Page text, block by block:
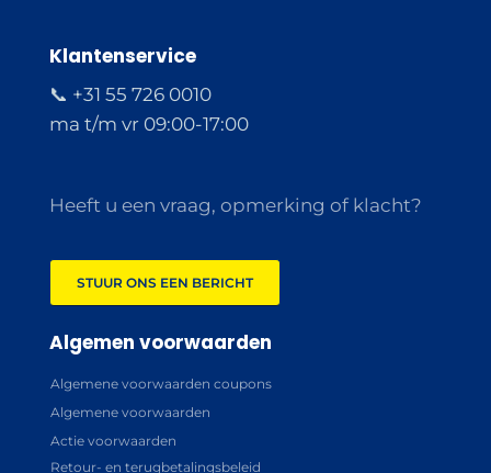
Klantenservice
📞 +31 55 726 0010
ma t/m vr 09:00-17:00
Heeft u een vraag, opmerking of klacht?
STUUR ONS EEN BERICHT
Algemen voorwaarden
Algemene voorwaarden coupons
Algemene voorwaarden
Actie voorwaarden
Retour- en terugbetalingsbeleid